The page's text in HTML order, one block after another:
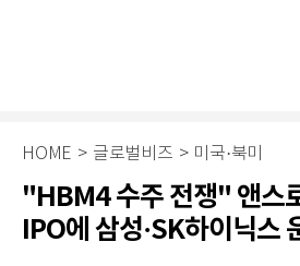
HOME > 글로벌비즈 > 미국·북미
"HBM4 수주 전쟁" 앤스
IPO에 삼성·SK하이닉스